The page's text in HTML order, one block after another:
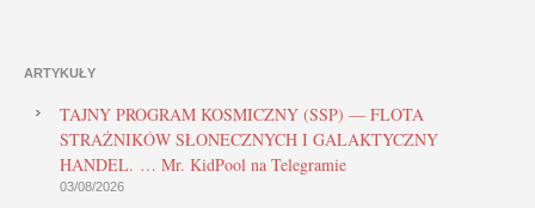
ARTYKUŁY
TAJNY PROGRAM KOSMICZNY (SSP) — FLOTA
STRAŻNIKÓW SŁONECZNYCH I GALAKTYCZNY
HANDEL. … Mr. KidPool na Telegramie
03/08/2026